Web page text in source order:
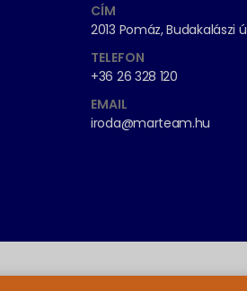
CÍM
2013 Pomáz, Budakalászi
TELEFON
+36 26 328 120
EMAIL
iroda@marteam.hu